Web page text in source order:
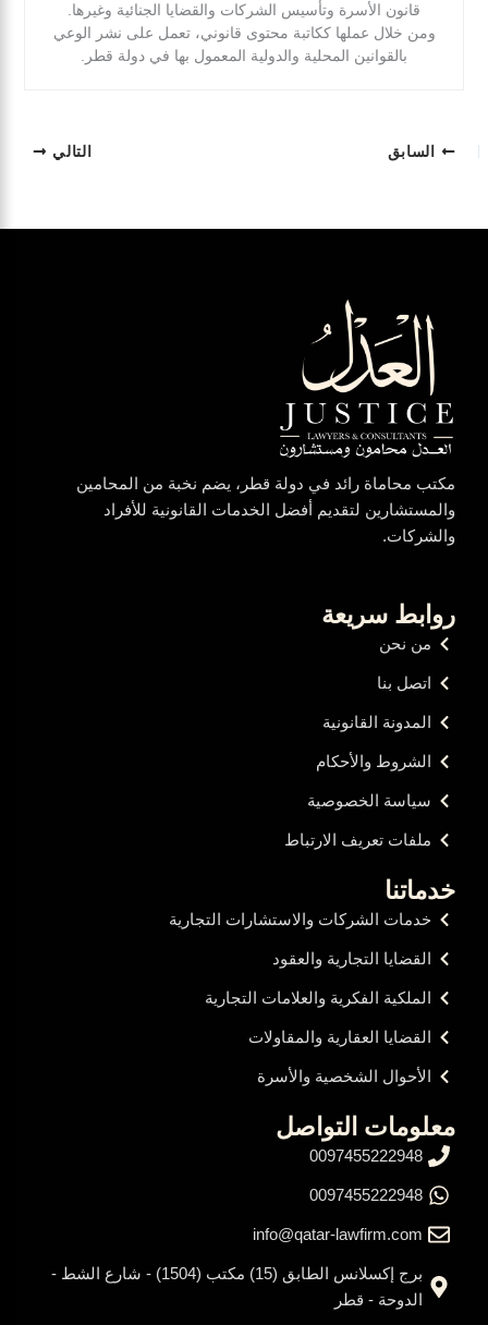
قانون الأسرة وتأسيس الشركات والقضايا الجنائية وغيرها.
ومن خلال عملها ككاتبة محتوى قانوني، تعمل على نشر الوعي
بالقوانين المحلية والدولية المعمول بها في دولة قطر.
السابق التالي
مكتب محاماة رائد في دولة قطر، يضم نخبة من المحامين
والمستشارين لتقديم أفضل الخدمات القانونية للأفراد
والشركات.
روابط سريعة
من نحن
اتصل بنا
المدونة القانونية
الشروط والأحكام
سياسة الخصوصية
ملفات تعريف الارتباط
خدماتنا
خدمات الشركات والاستشارات التجارية
القضايا التجارية والعقود
الملكية الفكرية والعلامات التجارية
القضايا العقارية والمقاولات
الأحوال الشخصية والأسرة
معلومات التواصل
0097455222948
0097455222948
info@qatar-lawfirm.com
برج إكسلانس الطابق (15) مكتب (1504) - شارع الشط -
الدوحة - قطر